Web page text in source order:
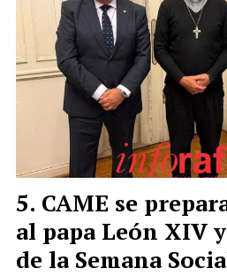
CAME se
al papa León XIV
de la Semana